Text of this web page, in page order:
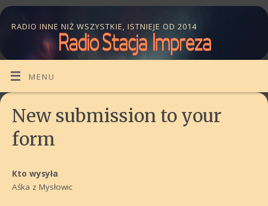
RADIO INNE NIŻ WSZYSTKIE, ISTNIEJE OD 2014
MENU
New submission to your
form
Kto wysyła
Aśka z Mysłowic